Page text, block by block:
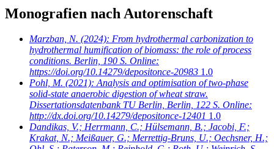
Monografien nach Autorenschaft
Marzban, N. (2024): From hydrothermal carbonization to
hydrothermal humification of biomass: the role of process
conditions. Berlin, 190 S. Online:
https://doi.org/10.14279/depositonce-20983 1.0
Pohl, M. (2021): Analysis and optimisation of two-phase
solid-state anaerobic digestion of wheat straw.
Dissertationsdatenbank TU Berlin, Berlin, 122 S. Online:
http://dx.doi.org/10.14279/depositonce-12401 1.0
Dandikas, V.; Herrmann, C.; Hülsemann, B.; Jacobi, F.;
Krakat, N.; Meißauer, G.; Merrettig-Bruns, U.; Oechsner, H.;